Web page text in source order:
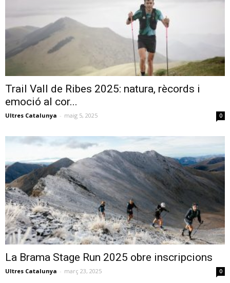
Trail Vall de Ribes 2025: natura, rècords i
emoció al cor...
Ultres Catalunya - maig 5, 2025 0
La Brama Stage Run 2025 obre inscripcions
Ultres Catalunya - març 23, 2025 0